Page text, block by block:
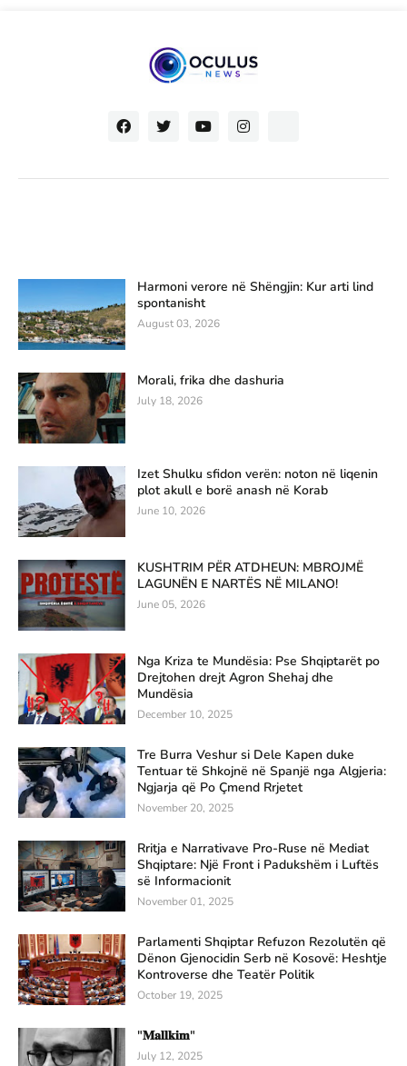
Harmoni verore në Shëngjin: Kur arti lind
spontanisht
August 03, 2026
Morali, frika dhe dashuria
July 18, 2026
Izet Shulku sfidon verën: noton në liqenin
plot akull e borë anash në Korab
June 10, 2026
KUSHTRIM PËR ATDHEUN: MBROJMË
LAGUNËN E NARTËS NË MILANO!
June 05, 2026
Nga Kriza te Mundësia: Pse Shqiptarët po
Drejtohen drejt Agron Shehaj dhe
Mundësia
December 10, 2025
Tre Burra Veshur si Dele Kapen duke
Tentuar të Shkojnë në Spanjë nga Algjeria:
Ngjarja që Po Çmend Rrjetet
November 20, 2025
Rritja e Narrativave Pro-Ruse në Mediat
Shqiptare: Një Front i Padukshëm i Luftës
së Informacionit
November 01, 2025
Parlamenti Shqiptar Refuzon Rezolutën që
Dënon Gjenocidin Serb në Kosovë: Heshtje
Kontroverse dhe Teatër Politik
October 19, 2025
"𝐌𝐚𝐥𝐥𝐤𝐢𝐦"
July 12, 2025